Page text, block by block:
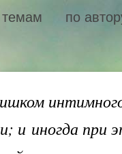
темам по
и иногда при